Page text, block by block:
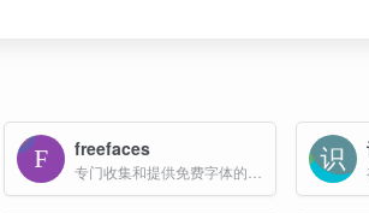
freefaces